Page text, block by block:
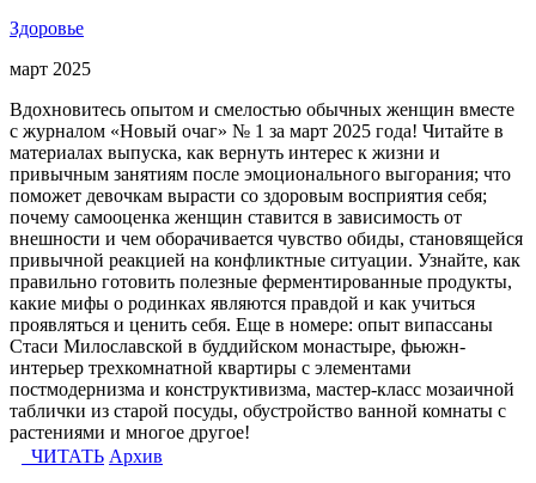
Здоровье
март 2025
Вдохновитесь опытом и смелостью обычных женщин вместе
с журналом «Новый очаг» № 1 за март 2025 года! Читайте в
материалах выпуска, как вернуть интерес к жизни и
привычным занятиям после эмоционального выгорания; что
поможет девочкам вырасти со здоровым восприятия себя;
почему самооценка женщин ставится в зависимость от
внешности и чем оборачивается чувство обиды, становящейся
привычной реакцией на конфликтные ситуации. Узнайте, как
правильно готовить полезные ферментированные продукты,
какие мифы о родинках являются правдой и как учиться
проявляться и ценить себя. Еще в номере: опыт випассаны
Стаси Милославской в буддийском монастыре, фьюжн-
интерьер трехкомнатной квартиры с элементами
постмодернизма и конструктивизма, мастер-класс мозаичной
таблички из старой посуды, обустройство ванной комнаты с
растениями и многое другое!
ЧИТАТЬ Архив